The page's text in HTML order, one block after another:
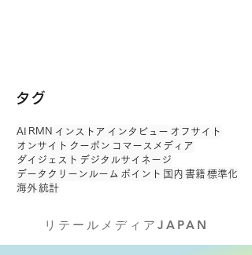
タグ
AI RMN インストア インタビュー オフサイト
オンサイト クーポン コマースメディア
ダイジェスト デジタルサイネージ
データクリーンルーム ポイント 国内 書籍 標準化
海外統計
リテールメディアJAPAN